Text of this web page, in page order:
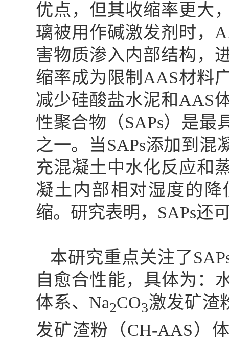
优点，但其收缩率更大
璃被用作碱激发剂时，
害物质渗入内部结构，
缩率成为限制 AAS材料
减少硅酸盐水泥和 AAS
性聚合物（SAPs）是最
之一。当SAPs添加到混
充混凝土中水化反应和
凝土内部相对湿度的
缩。研究表明， SAPs还
本研究重点关注了
自愈合性能，具体为：
体系、 Na2CO3激发矿渣
发矿渣粉（CH-AAS ）